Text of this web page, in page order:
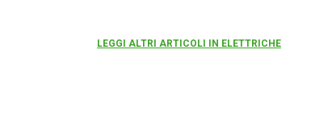
LEGGI ALTRI ARTICOLI IN ELETTRICHE